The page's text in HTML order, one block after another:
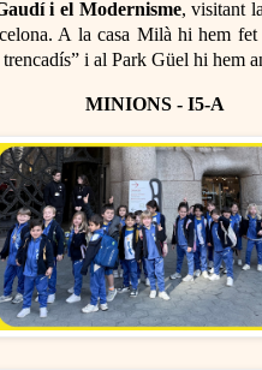
i el Modernisme, visitant
A la casa Milà hi hem
i al Park Güel hi hem
MINIONS - I5-A